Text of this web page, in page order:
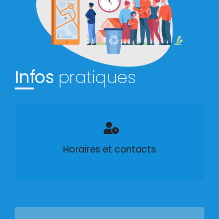
Infos pratiques
Horaires et contacts